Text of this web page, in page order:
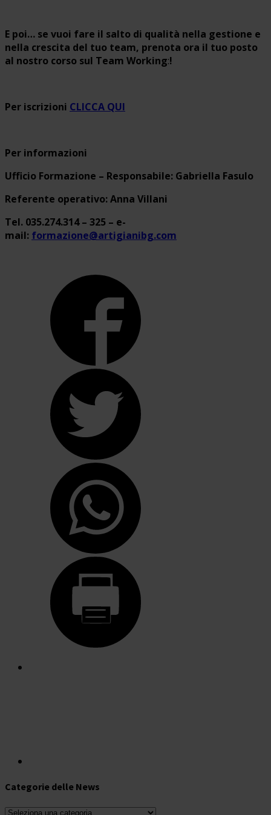
E poi… se vuoi fare il salto di qualità nella gestione e
nella crescita del tuo team, prenota ora il tuo posto
al nostro corso sul Team Working:!
Per iscrizioni CLICCA QUI
Per informazioni
Ufficio Formazione – Responsabile: Gabriella Fasulo
Referente operativo: Anna Villani
Tel. 035.274.314 – 325 – e-
mail: formazione@artigianibg.com
Categorie delle News
Categorie